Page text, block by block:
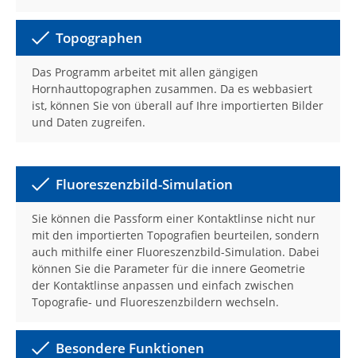
Topographen
Das Programm arbeitet mit allen gängigen
Hornhauttopographen zusammen. Da es webbasiert
ist, können Sie von überall auf Ihre importierten Bilder
und Daten zugreifen.
Fluoreszenzbild-Simulation
Sie können die Passform einer Kontaktlinse nicht nur
mit den importierten Topografien beurteilen, sondern
auch mithilfe einer Fluoreszenzbild-Simulation. Dabei
können Sie die Parameter für die innere Geometrie
der Kontaktlinse anpassen und einfach zwischen
Topografie- und Fluoreszenzbildern wechseln.
Besondere Funktionen